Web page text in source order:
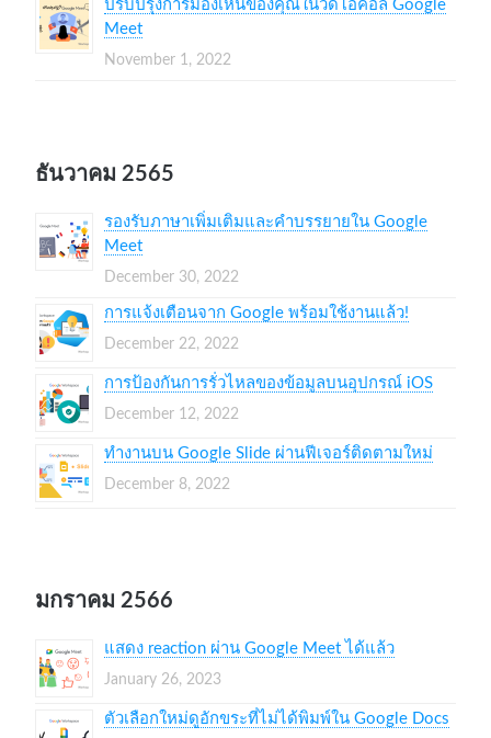
ปรับปรุงการมองเห็นของคุณในวิดีโอคอล Google
Meet
November 1, 2022
ธันวาคม 2565
รองรับภาษาเพิ่มเติมและคำบรรยายใน Google
Meet
December 30, 2022
การแจ้งเตือนจาก Google พร้อมใช้งานแล้ว!
December 22, 2022
การป้องกันการรั่วไหลของข้อมูลบนอุปกรณ์ iOS
December 12, 2022
ทำงานบน Google Slide ผ่านฟีเจอร์ติดตามใหม่
December 8, 2022
มกราคม 2566
แสดง reaction ผ่าน Google Meet ได้แล้ว
January 26, 2023
ตัวเลือกใหม่ดูอักขระที่ไม่ได้พิมพ์ใน Google Docs